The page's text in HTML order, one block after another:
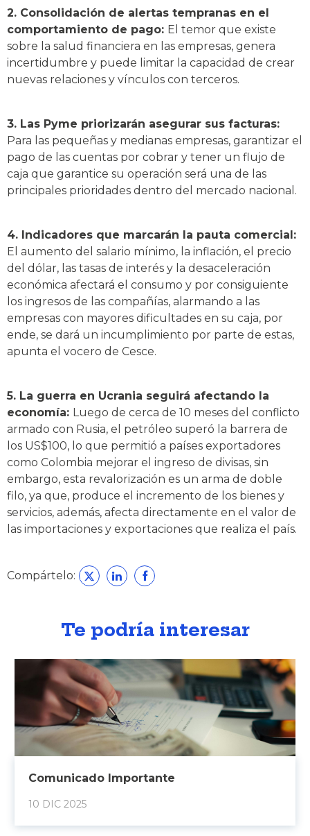
2. Consolidación de alertas tempranas en el
comportamiento de pago: El temor que existe
sobre la salud financiera en las empresas, genera
incertidumbre y puede limitar la capacidad de crear
nuevas relaciones y vínculos con terceros.
3. Las Pyme priorizarán asegurar sus facturas:
Para las pequeñas y medianas empresas, garantizar el
pago de las cuentas por cobrar y tener un flujo de
caja que garantice su operación será una de las
principales prioridades dentro del mercado nacional.
4. Indicadores que marcarán la pauta comercial:
El aumento del salario mínimo, la inflación, el precio
del dólar, las tasas de interés y la desaceleración
económica afectará el consumo y por consiguiente
los ingresos de las compañías, alarmando a las
empresas con mayores dificultades en su caja, por
ende, se dará un incumplimiento por parte de estas,
apunta el vocero de Cesce.
5. La guerra en Ucrania seguirá afectando la
economía: Luego de cerca de 10 meses del conflicto
armado con Rusia, el petróleo superó la barrera de
los US$100, lo que permitió a países exportadores
como Colombia mejorar el ingreso de divisas, sin
embargo, esta revalorización es un arma de doble
filo, ya que, produce el incremento de los bienes y
servicios, además, afecta directamente en el valor de
las importaciones y exportaciones que realiza el país.
Compártelo:
Te podría interesar
Comunicado Importante
10 DIC 2025